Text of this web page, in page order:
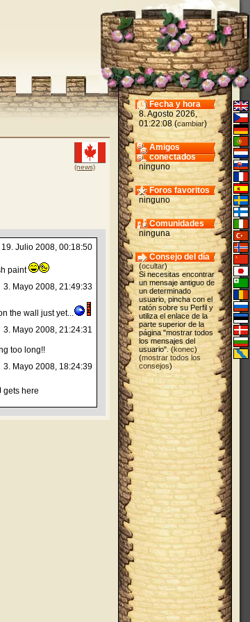
(news)
19. Julio 2008, 00:18:50
paint
3. Mayo 2008, 21:49:33
the wall just yet...
3. Mayo 2008, 21:24:31
too long!!
3. Mayo 2008, 18:24:39
gets here
Fecha y hora
8. Agosto 2026,
01:22:08 (cambiar)
Amigos
conectados
ninguno
Foros favoritos
ninguno
Comunidades
ninguna
Consejo del día
(ocultar)
Si necesitas encontrar
un mensaje antiguo de
un determinado
usuario, pincha con el
ratón sobre su Perfil y
utiliza el enlace de la
parte superior de la
página "mostrar todos
los mensajes del
usuario". (konec)
(mostrar todos los
consejos)